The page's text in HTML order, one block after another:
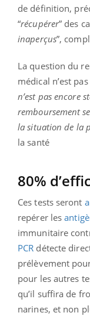
de définition,
“récupérer” des
inaperçus”,
La question du
médical n’est
n’est pas encore
remboursement
la situation de la
la santé
80%
Ces tests seront
repérer les
immunitaire
PCR détecte
prélèvement
pour les autres
qu’il suffira de
narines, et non